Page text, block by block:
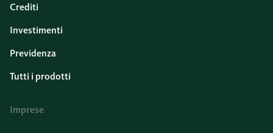
Crediti
Investimenti
Previdenza
Tutti i prodotti
Imprese